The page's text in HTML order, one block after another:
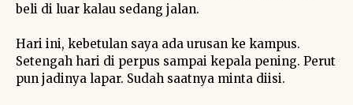
beli di luar kalau sedang jalan.
Hari ini, kebetulan saya ada urusan ke kampus.
Setengah hari di perpus sampai kepala pening. Perut
pun jadinya lapar. Sudah saatnya minta diisi.